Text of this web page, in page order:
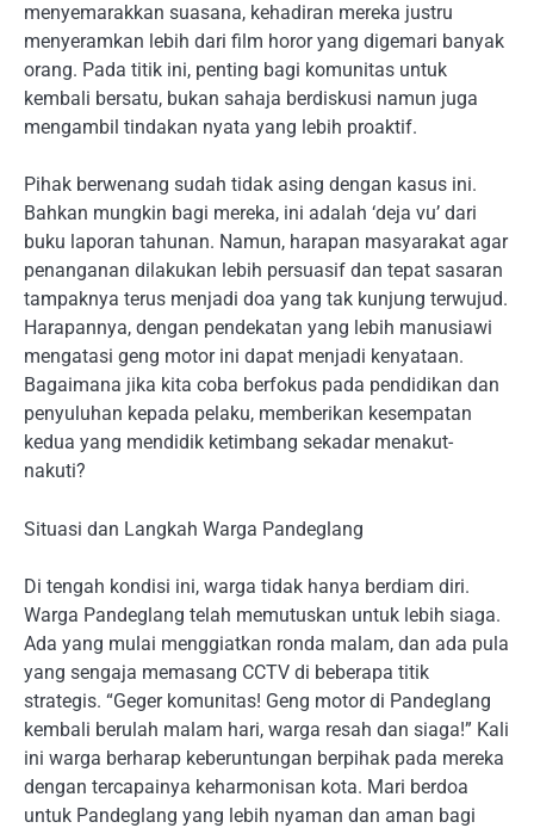
menyemarakkan suasana, kehadiran mereka justru
menyeramkan lebih dari film horor yang digemari banyak
orang. Pada titik ini, penting bagi komunitas untuk
kembali bersatu, bukan sahaja berdiskusi namun juga
mengambil tindakan nyata yang lebih proaktif.
Pihak berwenang sudah tidak asing dengan kasus ini.
Bahkan mungkin bagi mereka, ini adalah ‘deja vu’ dari
buku laporan tahunan. Namun, harapan masyarakat agar
penanganan dilakukan lebih persuasif dan tepat sasaran
tampaknya terus menjadi doa yang tak kunjung terwujud.
Harapannya, dengan pendekatan yang lebih manusiawi
mengatasi geng motor ini dapat menjadi kenyataan.
Bagaimana jika kita coba berfokus pada pendidikan dan
penyuluhan kepada pelaku, memberikan kesempatan
kedua yang mendidik ketimbang sekadar menakut-
nakuti?
Situasi dan Langkah Warga Pandeglang
Di tengah kondisi ini, warga tidak hanya berdiam diri.
Warga Pandeglang telah memutuskan untuk lebih siaga.
Ada yang mulai menggiatkan ronda malam, dan ada pula
yang sengaja memasang CCTV di beberapa titik
strategis. “Geger komunitas! Geng motor di Pandeglang
kembali berulah malam hari, warga resah dan siaga!” Kali
ini warga berharap keberuntungan berpihak pada mereka
dengan tercapainya keharmonisan kota. Mari berdoa
untuk Pandeglang yang lebih nyaman dan aman bagi